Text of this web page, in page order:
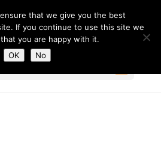
that we give you the best
If you continue to use this site we
you are happy with it.
OK
No